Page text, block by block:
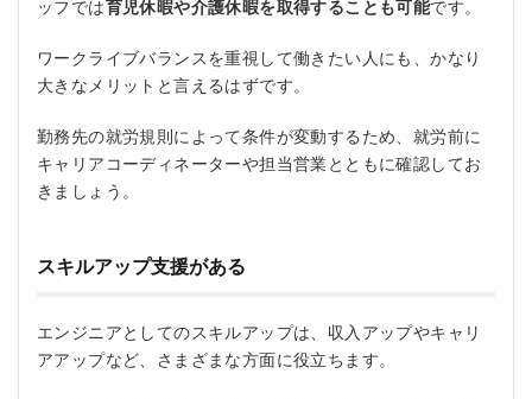
ッフでは育児休暇や介護休暇を取得することも可能です。
ワークライブバランスを重視して働きたい人にも、かなり
大きなメリットと言えるはずです。
勤務先の就労規則によって条件が変動するため、就労前に
キャリアコーディネーターや担当営業とともに確認してお
きましょう。
スキルアップ支援がある
エンジニアとしてのスキルアップは、収入アップやキャリ
アアップなど、さまざまな方面に役立ちます。